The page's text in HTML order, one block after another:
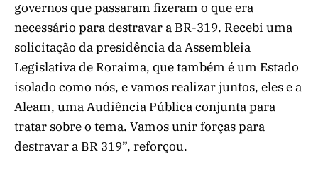
governos que passaram fizeram o que era
necessário para destravar a BR-319. Recebi uma
solicitação da presidência da Assembleia
Legislativa de Roraima, que também é um Estado
isolado como nós, e vamos realizar juntos, eles e a
Aleam, uma Audiência Pública conjunta para
tratar sobre o tema. Vamos unir forças para
destravar a BR 319”, reforçou.